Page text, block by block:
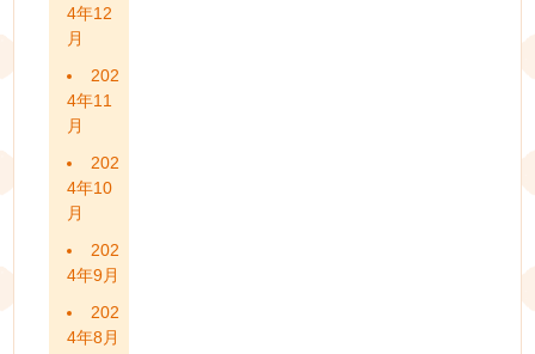
4年12
月
202
4年11
月
202
4年10
月
202
4年9月
202
4年8月